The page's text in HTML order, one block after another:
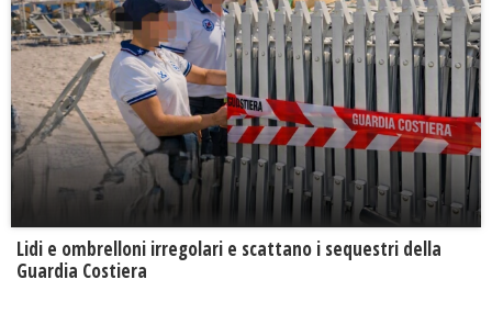
Lidi e ombrelloni irregolari e scattano i sequestri della
Guardia Costiera